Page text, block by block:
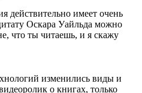
действительно имеет очень
Оскара Уайльда можно
что ты читаешь, и я скажу
изменились виды и
о книгах, только